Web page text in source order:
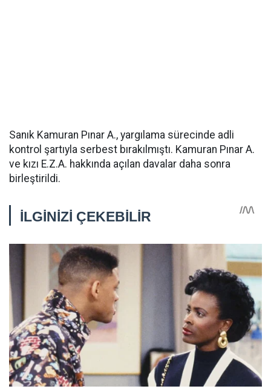
Sanık Kamuran Pınar A., yargılama sürecinde adli
kontrol şartıyla serbest bırakılmıştı. Kamuran Pınar A.
ve kızı E.Z.A. hakkında açılan davalar daha sonra
birleştirildi.